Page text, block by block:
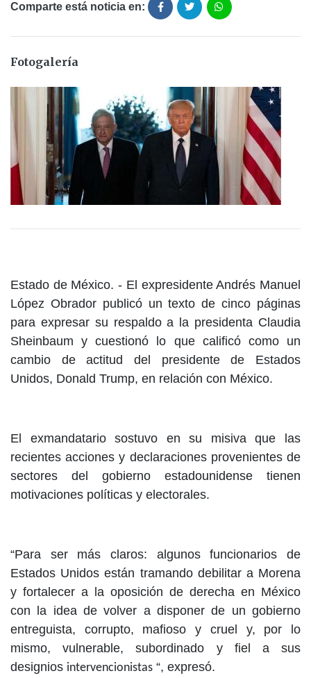
Comparte está noticia en:
Fotogalería
Estado de México. - El expresidente Andrés Manuel
López Obrador publicó un texto de cinco páginas
para expresar su respaldo a la presidenta Claudia
Sheinbaum y cuestionó lo que calificó como un
cambio de actitud del presidente de Estados
Unidos, Donald Trump, en relación con México.
El exmandatario sostuvo en su misiva que las
recientes acciones y declaraciones provenientes de
sectores del gobierno estadounidense tienen
motivaciones políticas y electorales.
“Para ser más claros: algunos funcionarios de
Estados Unidos están tramando debilitar a Morena
y fortalecer a la oposición de derecha en México
con la idea de volver a disponer de un gobierno
entreguista, corrupto, mafioso y cruel y, por lo
mismo, vulnerable, subordinado y fiel a sus
designios intervencionistas “, expresó.